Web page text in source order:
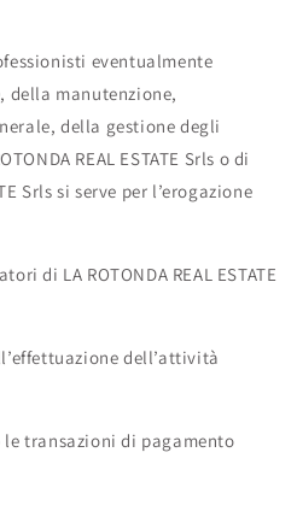
eventualmente
manutenzione,
della gestione degli
REAL ESTATE Srls o di
Srls si serve per l’erogazione
di LA ROTONDA REAL ESTATE
dell’attività
transazioni di pagamento